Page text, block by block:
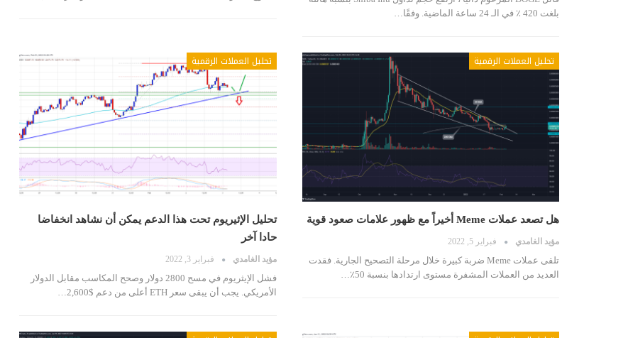
بلغت 420 ٪ في الـ 24 ساعة الماضية. وفقًا…
تحليل العملات الرقمية
هل تصعد عملات Meme أخيراً مع ظهور علامات صعود قوية
مؤيد الغامدي فبراير 5, 2022
تلقى عملات Meme ضربة كبيرة خلال مرحلة التصحيح الجارية. فقدت
العديد من العملات المشفرة مستوى ارتدادها بنسبة 50٪…
تحليل العملات الرقمية
تحليل الإثيريوم تحت هذا الدعم يمكن أن نشاهد انخفاضا
حادا آخر
مؤيد الغامدي فبراير 3, 2022
فشل الإيثريوم في مسح 2800 دولار وصحح المكاسب مقابل الدولار
الأمريكي. يجب أن يبقى سعر ETH أعلى من دعم $2,600…